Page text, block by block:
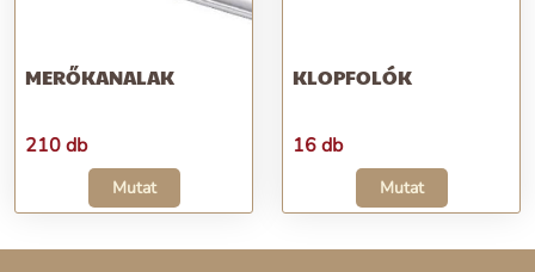
MERŐKANALAK
210 db
Mutat
KLOPFOLÓK
16 db
Mutat